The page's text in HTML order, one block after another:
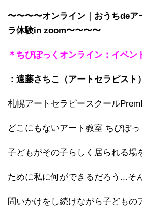
〜〜〜〜オンライン｜おうちdeア
ラ体験in zoom〜〜〜〜
＊ちびぽっくオンライン：イベ
：遠藤さちこ（アートセラピスト）
札幌アートセラピースクール
どこにもないアート教室 ちびぽっ
子どもがその子らしく居られる場
ために私に何ができるだろう...そ
問いかけをし続けながら子どもの